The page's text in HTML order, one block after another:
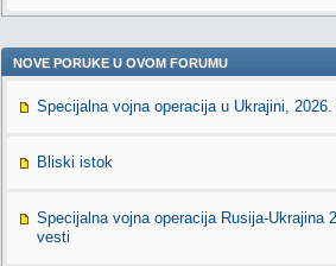
NOVE PORUKE U OVOM FORUMU
Specijalna vojna operacija u Ukrajini, 2026.
Bliski istok
Specijalna vojna operacija Rusija-Ukrajina
vesti